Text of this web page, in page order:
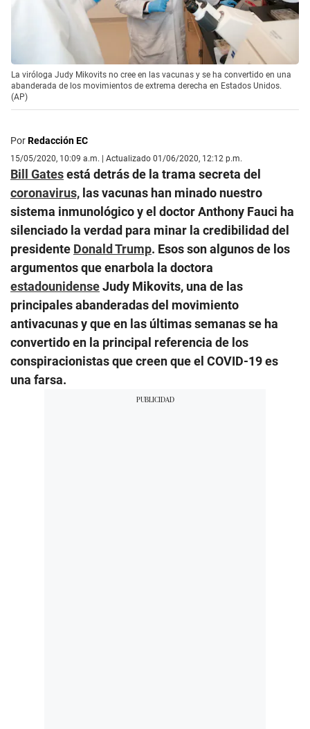
La viróloga Judy Mikovits no cree en las vacunas y se ha convertido en una
abanderada de los movimientos de extrema derecha en Estados Unidos.
(AP)
PorRedacción EC
15/05/2020, 10:09 a.m. | Actualizado 01/06/2020, 12:12 p.m.
Bill Gatesestá detrás de la trama secreta del
coronavirus, las vacunas han minado nuestro
sistema inmunológico y el doctor Anthony Fauci ha
silenciado la verdad para minar la credibilidad del
presidente Donald Trump. Esos son algunos de los
argumentos que enarbola la doctora
estadounidenseJudy Mikovits, una de las
principales abanderadas del movimiento
antivacunas y que en las últimas semanas se ha
convertido en la principal referencia de los
conspiracionistas que creen que el COVID-19 es
una farsa.